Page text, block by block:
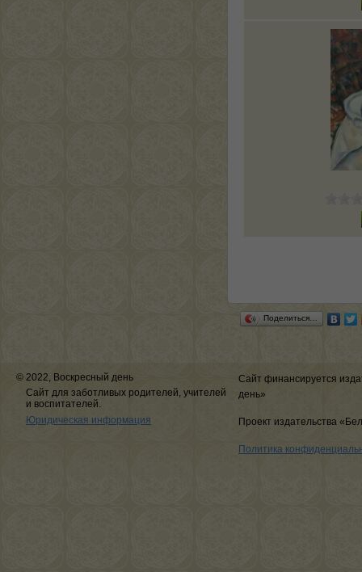
Поделиться…
© 2022, Воскресный день
Сайт для заботливых родителей, учителей
и воспитателей.
Юридическая информация
Сайт финансируется
день»
Проект издательства
Политика